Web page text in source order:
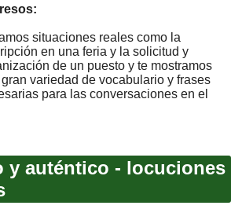
situaciones reales como la
en una feria y la solicitud y
de un puesto y te mostramos
variedad de vocabulario y frases
para las conversaciones en el
y auténtico - locuciones